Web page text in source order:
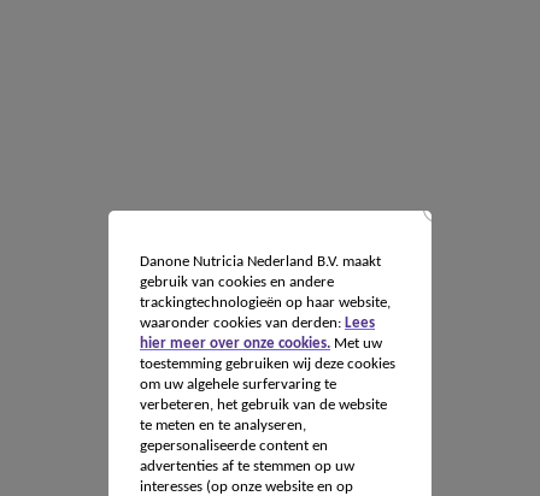
Danone Nutricia Nederland B.V. maakt
gebruik van cookies en andere
trackingtechnologieën op haar website,
waaronder cookies van derden: Lees
hier meer over onze cookies.Met uw
toestemming gebruiken wij deze cookies
om uw algehele surfervaring te
verbeteren, het gebruik van de website
te meten en te analyseren,
gepersonaliseerde content en
advertenties af te stemmen op uw
interesses (op onze website en op